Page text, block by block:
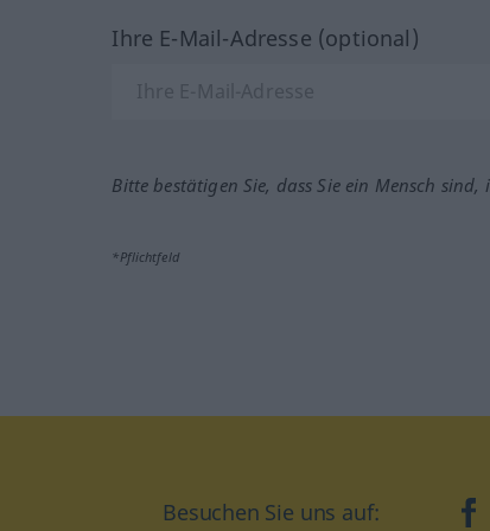
Ihre E-Mail-Adresse (optional)
Bitte bestätigen Sie, dass Sie ein Mensch
*Pflichtfeld
Besuchen Sie uns auf: